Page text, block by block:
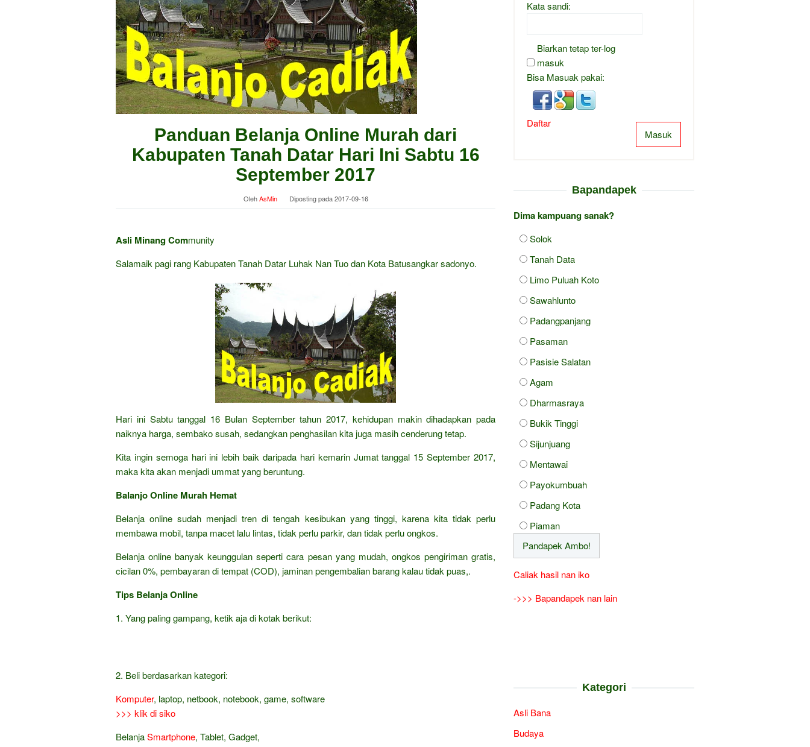
Panduan Belanja Online Murah dari
Kabupaten Tanah Datar Hari Ini Sabtu 16
September 2017
OlehAsMin Diposting pada2017-09-16
Asli Minang Community
Salamaik pagi rang Kabupaten Tanah Datar Luhak Nan Tuo dan Kota Batusangkar sadonyo.
Hari ini Sabtu tanggal 16 Bulan September tahun 2017, kehidupan makin dihadapkan pada
naiknya harga, sembako susah, sedangkan penghasilan kita juga masih cenderung tetap.
Kita ingin semoga hari ini lebih baik daripada hari kemarin Jumat tanggal 15 September 2017,
maka kita akan menjadi ummat yang beruntung.
Balanjo Online Murah Hemat
Belanja online sudah menjadi tren di tengah kesibukan yang tinggi, karena kita tidak perlu
membawa mobil, tanpa macet lalu lintas, tidak perlu parkir, dan tidak perlu ongkos.
Belanja online banyak keunggulan seperti cara pesan yang mudah, ongkos pengiriman gratis,
cicilan 0%, pembayaran di tempat (COD), jaminan pengembalian barang kalau tidak puas,.
Tips Belanja Online
1. Yang paling gampang, ketik aja di kotak berikut:
2. Beli berdasarkan kategori:
Komputer, laptop, netbook, notebook, game, software
>>> klik di siko
BelanjaSmartphone, Tablet, Gadget,
Kata sandi:
Biarkan tetap ter-log
masuk
Bisa Masuak pakai:
Masuk
Daftar
Bapandapek
Dima kampuang sanak?
Solok
Tanah Data
Limo Puluah Koto
Sawahlunto
Padangpanjang
Pasaman
Pasisie Salatan
Agam
Dharmasraya
Bukik Tinggi
Sijunjuang
Mentawai
Payokumbuah
Padang Kota
Piaman
Caliak hasil nan iko
->>> Bapandapek nan lain
Kategori
Asli Bana
Budaya